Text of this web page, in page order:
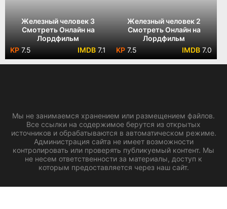
Железный человек 3
Смотреть Онлайн на
Лордфильм
7.5
7.1
Железный человек 2
Смотреть Онлайн на
Лордфильм
7.5
7.0
Мы не занимаемся хранением или размещением файлов.
Все ссылки на содержимое берутся из открытых
источников и обрабатываются в автоматическом режиме.
Администрация сайта не имеет возможности
контролировать или проверять публикуемый контент. Мы
не несем ответственности за материалы, доступ к
которым предоставляется через наш сайт.